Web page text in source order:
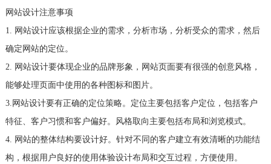
网站设计注意事项
1. 网站设计应该根据企业的需求，分析市场，分析受众的需求，然后
确定网站的定位。
2. 网站设计要体现企业的品牌形象，网站页面要有很强的创意风格，
能够处理页面中使用的各种图标和图片。
3.网站设计要有正确的定位策略。定位主要包括客户定位，包括客户
特征、客户习惯和客户偏好。风格取向主要包括布局和浏览模式。
4. 网站的整体结构要设计好。针对不同的客户建立有效清晰的功能结
构，根据用户良好的使用体验设计布局和交互过程，方便使用。